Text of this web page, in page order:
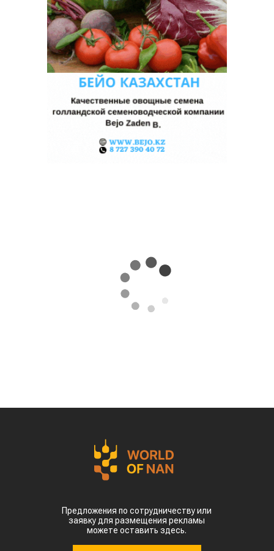
Предложения по сотрудничеству или
заявку для размещения рекламы
можете оставить здесь.